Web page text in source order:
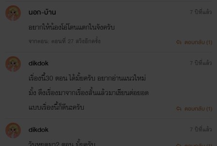
นอก-บ้าน
อยากให้น้องโอ๋โดนแตกในจังครับ
จากตอน: ตอนที่ 27 สวิงอีกครั้ง
7 ปีที่แล้ว
ตอบกลับ (1)
dikdok
เรื่องนี้30 ตอน ได้มั้ยครับ อยากอ่านแนวใหม่
มั้ง ดึงเรื่องมาจากเรื่องสั้นแล้วมาเขียนต่อยอด
แบบเรื่องนี้ก็ดีนะครับ
7 ปีที่แล้ว
ตอบกลับ (1)
dikdok
7 ปีที่แล้ว